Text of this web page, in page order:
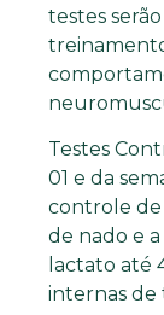
testes
Testes
01 e da
controle de
de nado e
lactato até
internas de